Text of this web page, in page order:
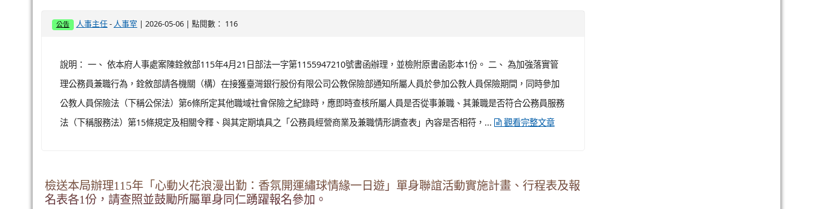
公告 人事主任- 人事室 | 2026-05-06 | 點閱數： 116
說明： 一、 依本府人事處案陳銓敘部115年4月21日部法一字第1155947210號書函辦理，並檢附原書函影本1份。 二、 為加強落實管
理公務員兼職行為，銓敘部請各機關（構）在接獲臺灣銀行股份有限公司公教保險部通知所屬人員於參加公教人員保險期間，同時參加
公教人員保險法（下稱公保法）第6條所定其他職域社會保險之紀錄時，應即時查核所屬人員是否從事兼職、其兼職是否符合公務員服務
法（下稱服務法）第15條規定及相關令釋、與其定期填具之「公務員經營商業及兼職情形調查表」內容是否相符，...
觀看完整文章
檢送本局辦理115年「心動火花浪漫出勤：香氛開運繡球情緣一日遊」單身聯誼活動實施計畫、行程表及報
名表各1份，請查照並鼓勵所屬單身同仁踴躍報名參加。